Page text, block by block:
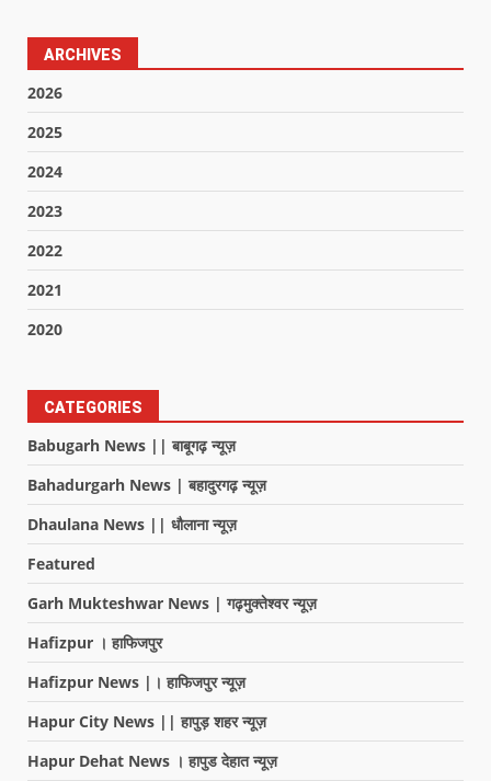
ARCHIVES
2026
2025
2024
2023
2022
2021
2020
CATEGORIES
Babugarh News || बाबूगढ़ न्यूज़
Bahadurgarh News | बहादुरगढ़ न्यूज़
Dhaulana News || धौलाना न्यूज़
Featured
Garh Mukteshwar News | गढ़मुक्तेश्वर न्यूज़
Hafizpur । हाफिजपुर
Hafizpur News |। हाफिजपुर न्यूज़
Hapur City News || हापुड़ शहर न्यूज़
Hapur Dehat News । हापुड देहात न्यूज़